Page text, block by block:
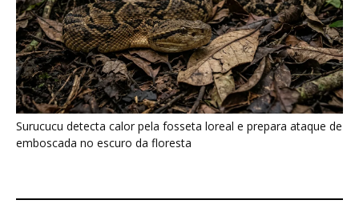
Surucucu detecta calor pela fosseta loreal e prepara ataque de
emboscada no escuro da floresta